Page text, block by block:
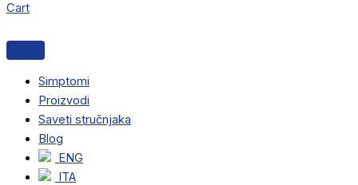
Cart
Simptomi
Proizvodi
Saveti stručnjaka
Blog
ENG
ITA